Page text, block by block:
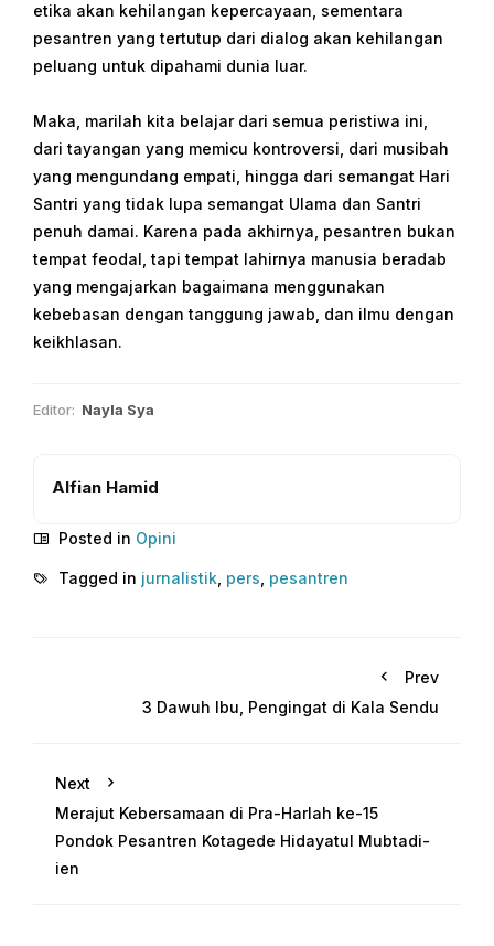
etika akan kehilangan kepercayaan, sementara
pesantren yang tertutup dari dialog akan kehilangan
peluang untuk dipahami dunia luar.
Maka, marilah kita belajar dari semua peristiwa ini,
dari tayangan yang memicu kontroversi, dari musibah
yang mengundang empati, hingga dari semangat Hari
Santri yang tidak lupa semangat Ulama dan Santri
penuh damai. Karena pada akhirnya, pesantren bukan
tempat feodal, tapi tempat lahirnya manusia beradab
yang mengajarkan bagaimana menggunakan
kebebasan dengan tanggung jawab, dan ilmu dengan
keikhlasan.
Editor: Nayla Sya
Alfian Hamid
Posted in Opini
Tagged in jurnalistik pers pesantren
Prev
3 Dawuh Ibu, Pengingat di Kala Sendu
Next
Merajut Kebersamaan di Pra-Harlah ke-15
Pondok Pesantren Kotagede Hidayatul Mubtadi-
ien